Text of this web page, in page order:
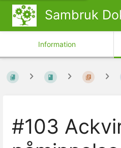
Sambruk
Information
#103